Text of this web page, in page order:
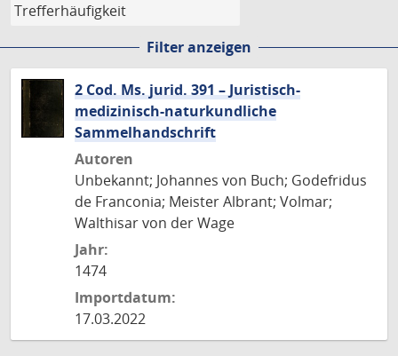
Filter anzeigen
2 Cod. Ms. jurid. 391 – Juristisch-
medizinisch-naturkundliche
Sammelhandschrift
Autoren
Unbekannt; Johannes von Buch; Godefridus
de Franconia; Meister Albrant; Volmar;
Walthisar von der Wage
Jahr:
1474
Importdatum:
17.03.2022